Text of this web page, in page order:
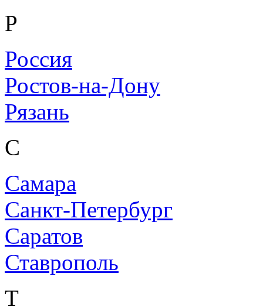
Р
Россия
Ростов-на-Дону
Рязань
С
Самара
Санкт-Петербург
Саратов
Ставрополь
Т